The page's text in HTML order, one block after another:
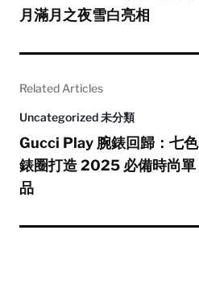
月滿月之夜雪白亮相
Related Articles
Uncategorized 未分類
Gucci Play 腕錶回歸：七色
錶圈打造 2025 必備時尚單
品